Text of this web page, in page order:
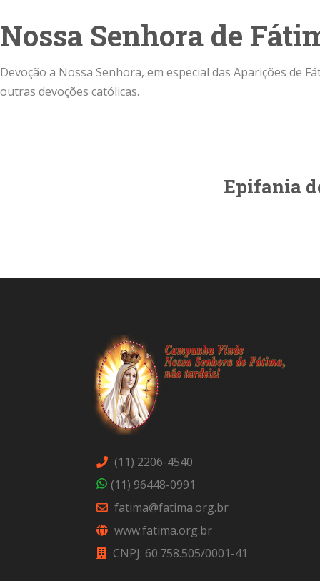
Nossa Senhora de
Devoção a Nossa Senhora, em especial das Aparições de
outras devoções católicas.
Epifania
(11) 2206-4540
(11) 96448-0991
fatima@fatima.org.br
www.fatima.org.br
CNPJ: 60.758.505/0001-41